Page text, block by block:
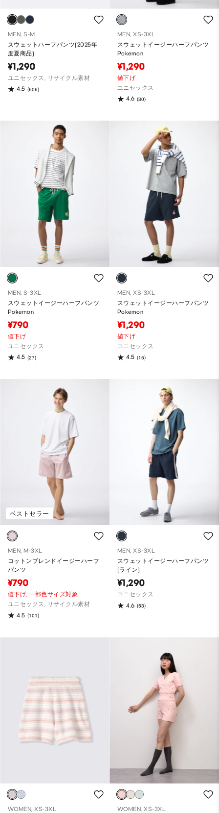
MEN, S-M
スウェットハーフパンツ(2025年
度夏商品)
¥1,290
ユニセックス, リサイクル素材
4.5 (606)
MEN, XS-3XL
スウェットイージーハーフパンツ
Pokemon
¥1,290
値下げ
ユニセックス
4.6 (30)
MEN, S-3XL
スウェットイージーハーフパンツ
Pokemon
¥790
値下げ
ユニセックス
4.5 (27)
MEN, XS-3XL
スウェットイージーハーフパンツ
Pokemon
¥1,290
値下げ
ユニセックス
4.5 (15)
ベストセラー
MEN, M-3XL
コットンブレンドイージーハーフ
パンツ
¥790
値下げ,一部色サイズ対象
ユニセックス, リサイクル素材
4.5 (101)
MEN, XS-3XL
スウェットイージーハーフパンツ
(ライン)
¥1,290
ユニセックス
4.6 (53)
WOMEN, XS-3XL
WOMEN, XS-3XL